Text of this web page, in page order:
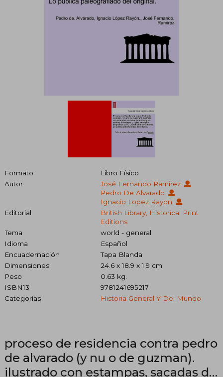
Formato
Libro Físico
Autor
José Fernando Ramirez
Pedro De Alvarado
Ignacio Lopez Rayon
Editorial
British Library, Historical Print
Editions
Tema
world - general
Idioma
Español
Encuadernación
Tapa Blanda
Dimensiones
24.6 x 18.9 x 1.9 cm
Peso
0.63 kg.
ISBN13
9781241695217
Categorías
Historia General Y Del Mundo
proceso de residencia contra pedro
de alvarado (y nu o de guzman).
ilustrado con estampas, sacadas de